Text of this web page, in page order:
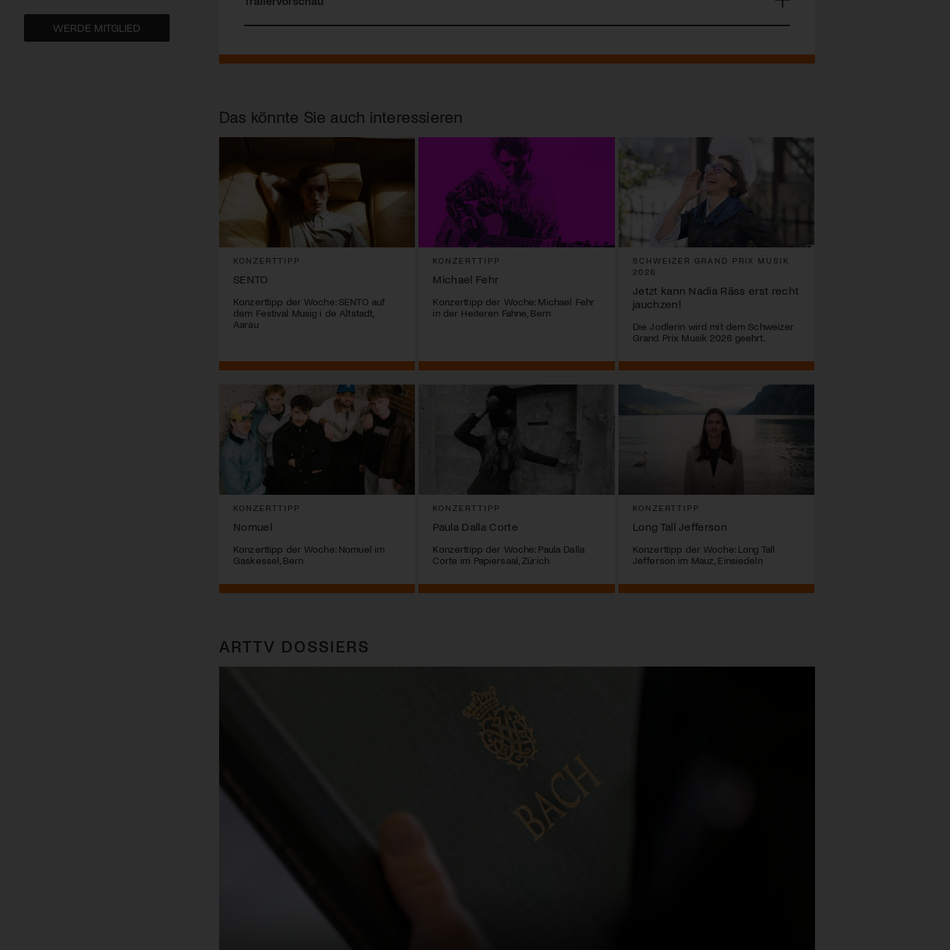
WERDE MITGLIED
Das könnte Sie auch interessieren
KONZERTTIPP
SENTO
Konzerttipp der Woche: SENTO auf
dem Festival Musig i de Altstadt,
Aarau
KONZERTTIPP
Michael Fehr
Konzerttipp der Woche: Michael Fehr
in der Heiteren Fahne, Bern
SCHWEIZER GRAND PRIX MUSIK
2026
Jetzt kann Nadia Räss erst recht
jauchzen!
Die Jodlerin wird mit dem Schweizer
Grand Prix Musik 2026 geehrt.
KONZERTTIPP
Nomuel
Konzerttipp der Woche: Nomuel im
Gaskessel, Bern
KONZERTTIPP
Paula Dalla Corte
Konzerttipp der Woche: Paula Dalla
Corte im Papiersaal, Zürich
KONZERTTIPP
Long Tall Jefferson
Konzerttipp der Woche: Long Tall
Jefferson im Mauz, Einsiedeln
ARTTV DOSSIERS